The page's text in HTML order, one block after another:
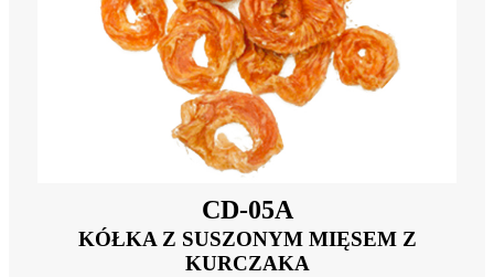
CD-05A
KÓŁKA Z SUSZONYM MIĘSEM Z
KURCZAKA